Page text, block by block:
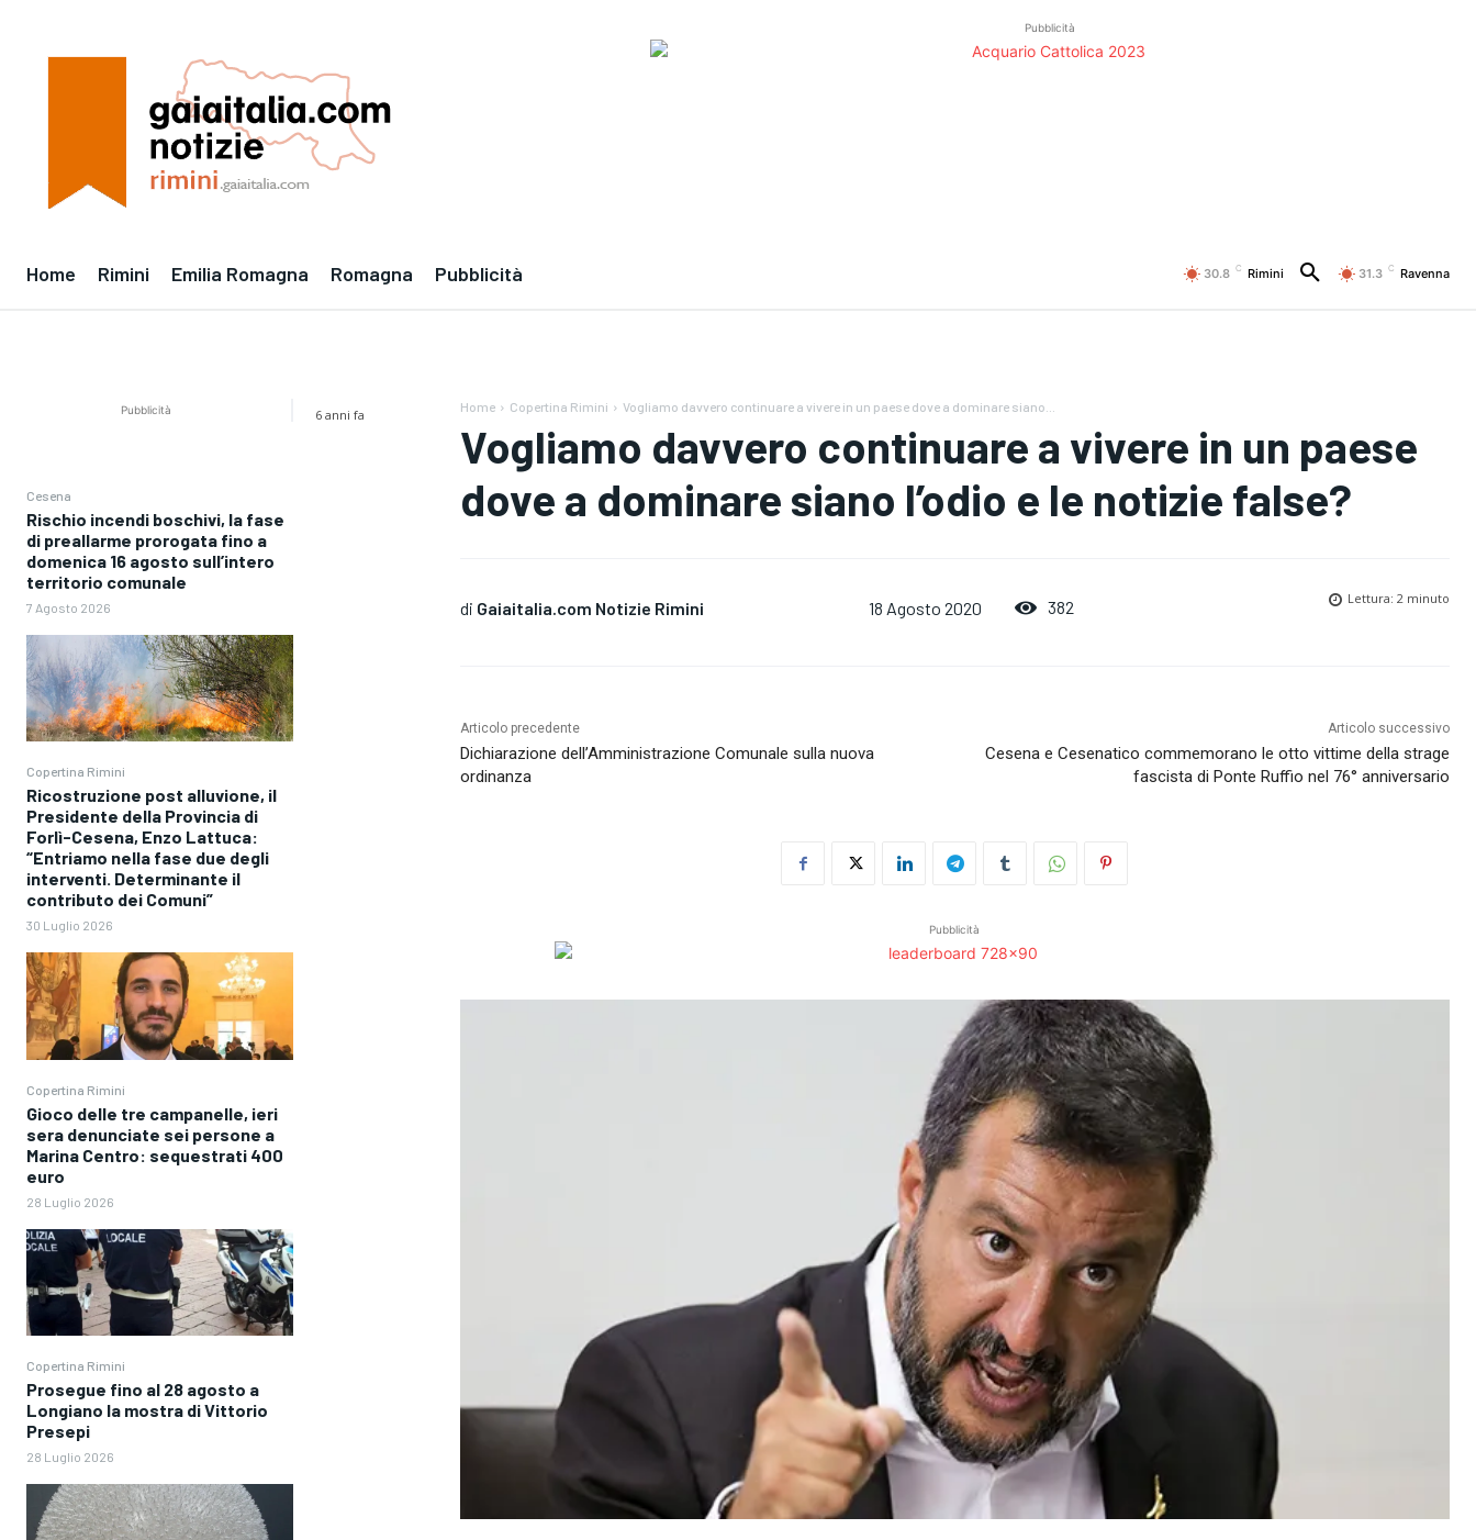
Pubblicità
Home Rimini Emilia Romagna Romagna Pubblicità 30.8 C Rimini 31.3 C Ravenna
Pubblicità
Cesena
Rischio incendi boschivi, la fase
di preallarme prorogata fino a
domenica 16 agosto sull’intero
territorio comunale
7 Agosto 2026
Copertina Rimini
Ricostruzione post alluvione, il
Presidente della Provincia di
Forlì-Cesena, Enzo Lattuca:
“Entriamo nella fase due degli
interventi. Determinante il
contributo dei Comuni”
30 Luglio 2026
Copertina Rimini
Gioco delle tre campanelle, ieri
sera denunciate sei persone a
Marina Centro: sequestrati 400
euro
28 Luglio 2026
Copertina Rimini
Prosegue fino al 28 agosto a
Longiano la mostra di Vittorio
Presepi
28 Luglio 2026
6 anni fa Home Copertina Rimini Vogliamo davvero continuare a vivere in un paese dove a dominare siano...
Vogliamo davvero continuare a vivere in un paese
dove a dominare siano l’odio e le notizie false?
di Gaiaitalia.com Notizie Rimini 18 Agosto 2020 382 Lettura: 2minuto
Articolo precedente
Dichiarazione dell’Amministrazione Comunale sulla nuova
ordinanza
Articolo successivo
Cesena e Cesenatico commemorano le otto vittime della strage
fascista di Ponte Ruffio nel 76° anniversario
Pubblicità